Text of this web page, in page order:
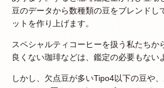
豆のデータから数種類の豆をブレンドし
ットを作り上げます。
スペシャルティコーヒーを扱う私たちか
良くない珈琲などは、鑑定の必要もない
しかし、欠点豆が多いTipo4以下の豆や